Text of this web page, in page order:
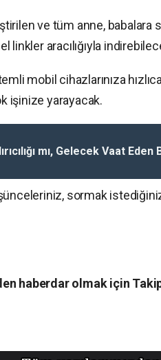
ve tüm anne, babalara
linkler aracılığıyla
mobil cihazlarınıza
işinize yarayacak.
mı, Gelecek Vaat Eden
sormak
haberdar olmak için